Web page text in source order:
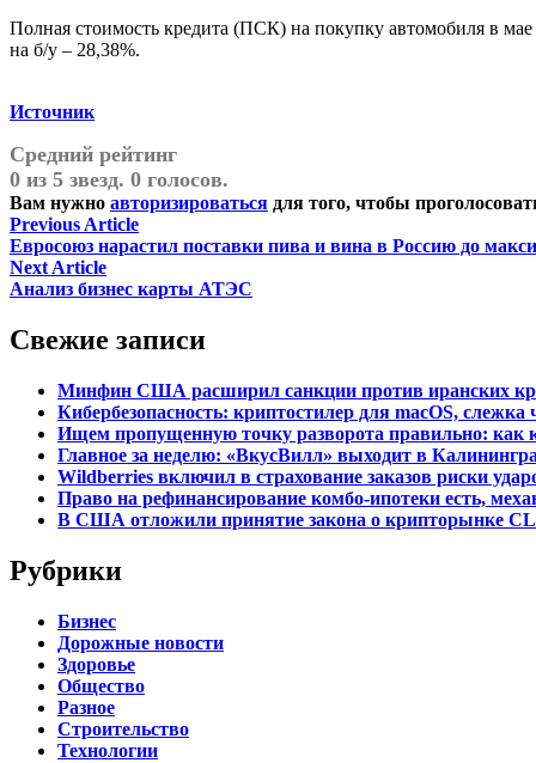
Полная стоимость кредита (ПСК) на покупку автомобиля в
на б/у – 28,38%.
Источник
Средний рейтинг
0 из 5 звезд. 0 голосов.
Вам нужно авторизироваться для того, чтобы
Навигация
по
записям
Previous ArticlePrevious
article:
Евросоюз нарастил поставки пива и вина в Россию до
Next ArticleNext
article:
Анализ бизнес карты АТЭС
Свежие записи
Минфин США расширил санкции против иранских
Кибербезопасность: криптостилер для macOS,
Ищем пропущенную точку разворота правильно: как
Главное за неделю: «ВкусВилл» выходит в
Wildberries включил в страхование заказов риски
Право на рефинансирование комбо-ипотеки есть,
В США отложили принятие закона о крипторынке
Рубрики
Бизнес
Дорожные новости
Здоровье
Общество
Разное
Строительство
Технологии